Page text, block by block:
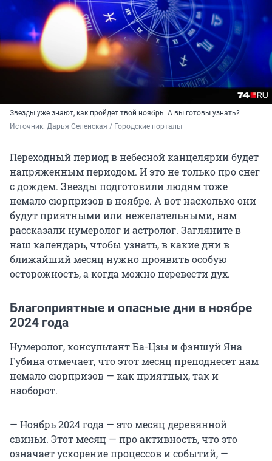
Звезды уже знают, как пройдет твой ноябрь. А вы готовы узнать?
Источник: Дарья Селенская / Городские порталы
Переходный период в небесной канцелярии будет
напряженным периодом. И это не только про снег
с дождем. Звезды подготовили людям тоже
немало сюрпризов в ноябре. А вот насколько они
будут приятными или нежелательными, нам
рассказали нумеролог и астролог. Загляните в
наш календарь, чтобы узнать, в какие дни в
ближайший месяц нужно проявить особую
осторожность, а когда можно перевести дух.
Благоприятные и опасные дни в ноябре
2024 года
Нумеролог, консультант Ба-Цзы и фэншуй Яна
Губина отмечает, что этот месяц преподнесет нам
немало сюрпризов — как приятных, так и
наоборот.
— Ноябрь 2024 года — это месяц деревянной
свиньи. Этот месяц — про активность, что это
означает ускорение процессов и событий, —